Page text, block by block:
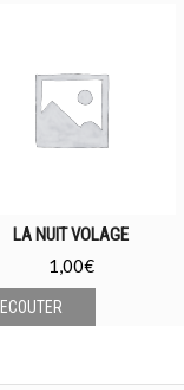
LA NUIT VOLAGE
1,00€
ECOUTER